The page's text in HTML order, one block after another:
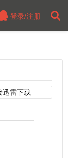
登录/注册